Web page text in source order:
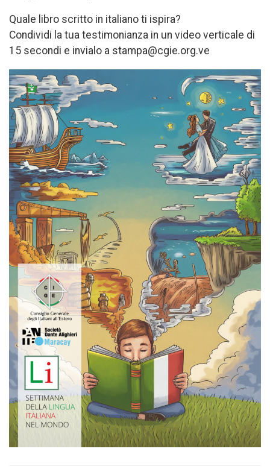
Quale libro scritto in italiano ti ispira?
Condividi la tua testimonianza in un video verticale di
15 secondi e invialo a stampa@cgie.org.ve